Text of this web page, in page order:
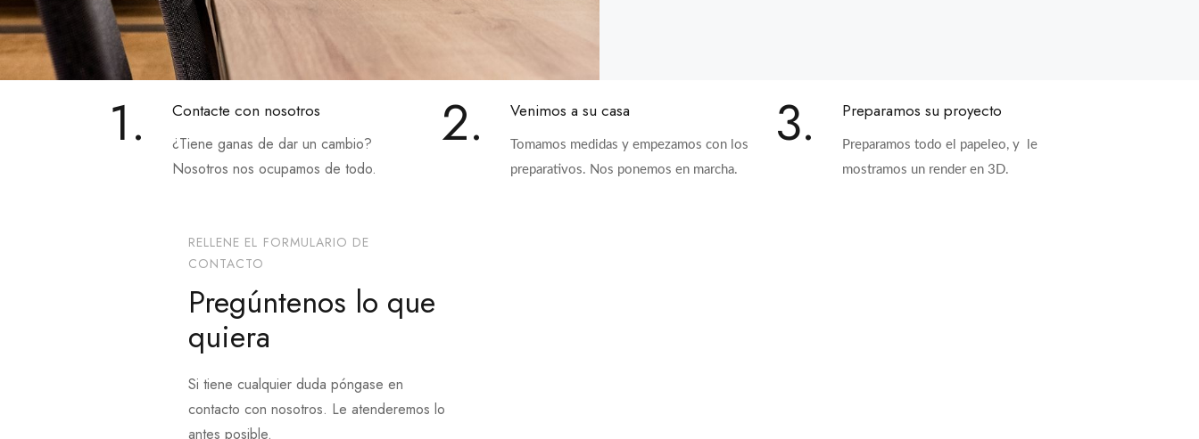
1. Contacte con nosotros
¿Tiene ganas de dar un cambio?
Nosotros nos ocupamos de todo.
2. Venimos a su casa
Tomamos medidas y empezamos con los
preparativos. Nos ponemos en marcha.
3. Preparamos su proyecto
Preparamos todo el papeleo, y le
mostramos un render en 3D.
RELLENE EL FORMULARIO DE
CONTACTO
Pregúntenos lo que
quiera
Si tiene cualquier duda póngase en
contacto con nosotros. Le atenderemos lo
antes posible.